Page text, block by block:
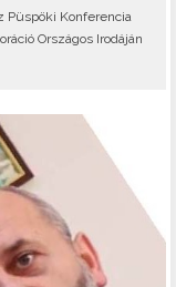
Püspöki Konferencia
Országos Irodáján